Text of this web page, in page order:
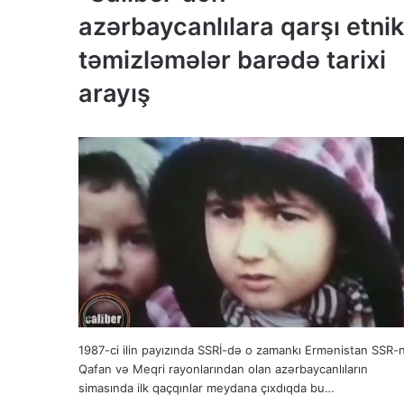
azərbaycanlılara qarşı etnik
təmizləmələr barədə tarixi
arayış
1987-ci ilin payızında SSRİ-də o zamankı Ermənistan SSR-
Qafan və Meqri rayonlarından olan azərbaycanlıların
simasında ilk qaçqınlar meydana çıxdıqda bu…